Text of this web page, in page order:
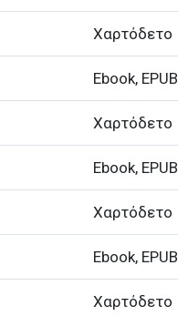
Χαρτόδετο
Ebook, EPUB
Χαρτόδετο
Ebook, EPUB
Χαρτόδετο
Ebook, EPUB
Χαρτόδετο